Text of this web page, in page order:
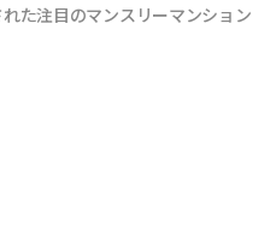
た注目のマンスリーマンション